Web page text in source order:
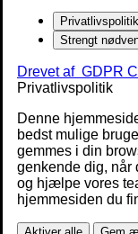
Privatlivspolitik
Strengt
Drevet af GDPR
Privatlivspolitik
Denne
bedst mulige
gemmes i din
genkende dig, når
og hjælpe vores
hjemmesiden du